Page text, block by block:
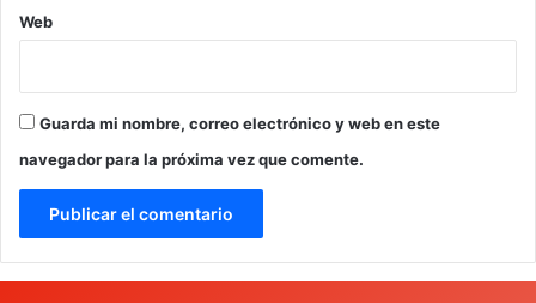
Web
Guarda mi nombre, correo electrónico y web en este
navegador para la próxima vez que comente.